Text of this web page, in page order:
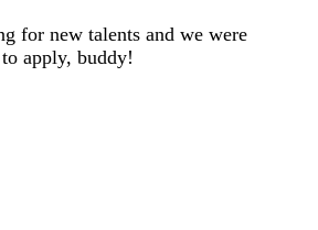
for new talents and we were
apply, buddy!